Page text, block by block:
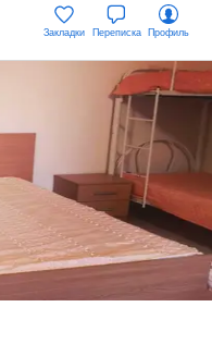
Закладки Переписка Профиль